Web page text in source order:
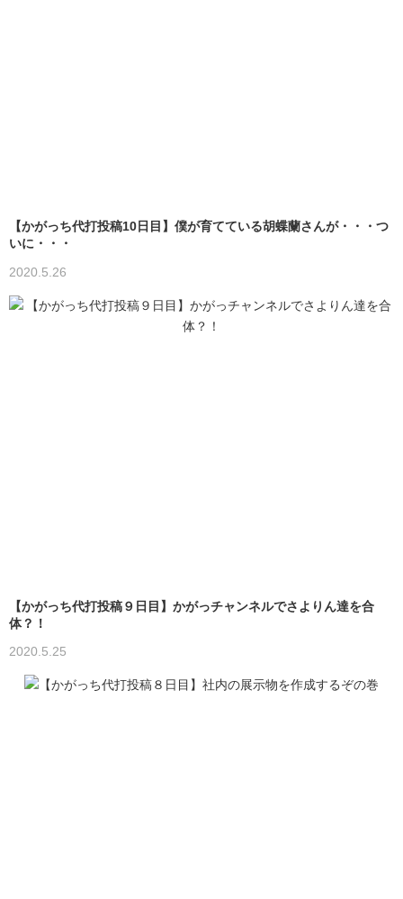
【かがっち代打投稿10日目】僕が育てている胡蝶蘭さんが・・・つ
いに・・・
2020.5.26
【かがっち代打投稿９日目】かがっチャンネルでさよりん達を合
体？！
2020.5.25